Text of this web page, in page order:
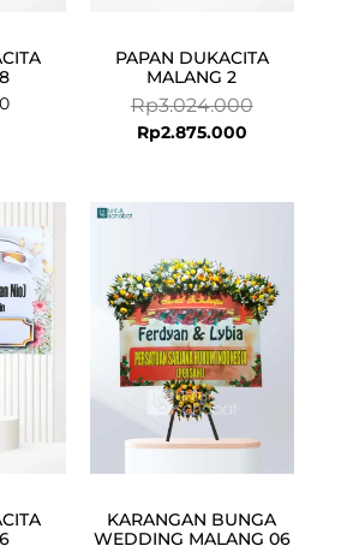
PAPAN DUKACITA
MALANG 2
Rp3.024.000
Rp2.875.000
price
was:
Rp599.000.
price
is:
Rp575.000.
KARANGAN BUNGA
WEDDING MALANG 06